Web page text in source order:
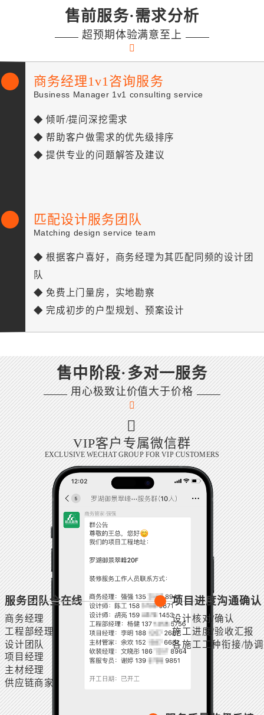
售前服务·需求分析
超预期体验满意至上
商务经理1v1咨询服务
Business Manager 1v1 consulting service
◆ 倾听/提问深挖需求
◆ 帮助客户做需求的优先级排序
◆ 提供专业的问题解答及建议
匹配设计服务团队
Matching design service team
◆ 根据客户喜好，商务经理为其匹配同频的设计团
队
◆ 免费上门量房，实地勘察
◆ 完成初步的户型规划、预案设计
售中阶段·多对一服务
用心极致让价值大于价格
VIP客户专属微信群
EXCLUSIVE WECHAT GROUP FOR VIP CUSTOMERS
服务团队全在线
商务经理
工程部经理
设计团队
项目经理
主材经理
供应链商家
项目进度沟通确认
设计核对/确认
施工进度/验收汇报
各施工工种衔接/协调